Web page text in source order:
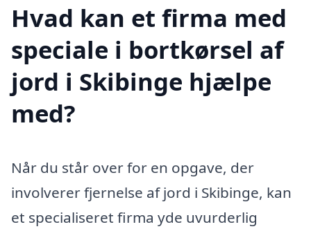
Hvad kan et firma med
speciale i bortkørsel af
jord i Skibinge hjælpe
med?
Når du står over for en opgave, der
involverer fjernelse af jord i Skibinge, kan
et specialiseret firma yde uvurderlig